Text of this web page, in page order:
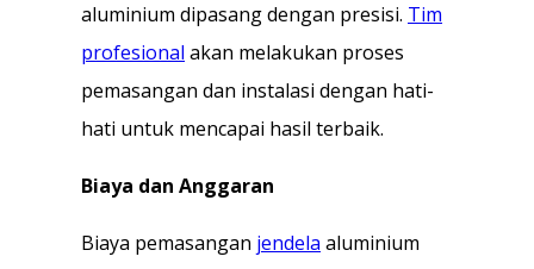
aluminium dipasang dengan presisi. Tim
profesional akan melakukan proses
pemasangan dan instalasi dengan hati-
hati untuk mencapai hasil terbaik.
Biaya dan Anggaran
Biaya pemasangan jendela aluminium